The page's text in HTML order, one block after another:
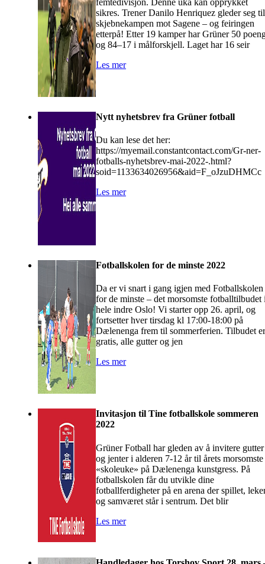
sikres. Trener Danilo Henriquez gleder seg til
skjebnekampen mot Sagene – og feiringen
etterpå! Etter 19 kamper har Grüner 50
og 84–17 i målforskjell. Laget har 16 seir
Les mer
Nytt nyhetsbrev fra Grüner fotball
Du kan lese det her:
https://myemail.constantcontact.com/Gr-ner-
fotballs-nyhetsbrev-mai-2022-.html?
soid=1133634026956&aid=F_oJzuDHMCc
Les mer
Fotballskolen for de minste 2022
Da er vi snart i gang igjen med Fotballskolen
for de minste – det morsomste fotballtilbudet
hele indre Oslo! Vi starter opp 26. april, og
fortsetter hver tirsdag kl 17:00-18:00 på
Dælenenga frem til sommerferien. Tilbudet er
gratis, alle gutter og jen
Les mer
Invitasjon til Tine fotballskole sommeren
2022
Grüner Fotball har gleden av å invitere gutter
og jenter i alderen 7-12 år til årets morsomste
«skoleuke» på Dælenenga kunstgress. På
fotballskolen får du utvikle dine
fotballferdigheter på en arena der spillet,
og samværet står i sentrum. Det blir
Les mer